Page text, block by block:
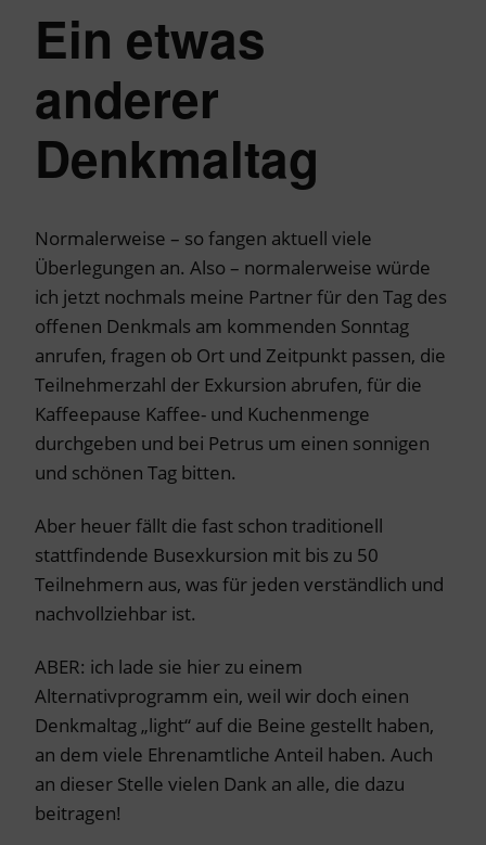
Ein etwas
anderer
Denkmaltag
Normalerweise – so fangen aktuell viele
Überlegungen an. Also – normalerweise würde
ich jetzt nochmals meine Partner für den Tag des
offenen Denkmals am kommenden Sonntag
anrufen, fragen ob Ort und Zeitpunkt passen, die
Teilnehmerzahl der Exkursion abrufen, für die
Kaffeepause Kaffee- und Kuchenmenge
durchgeben und bei Petrus um einen sonnigen
und schönen Tag bitten.
Aber heuer fällt die fast schon traditionell
stattfindende Busexkursion mit bis zu 50
Teilnehmern aus, was für jeden verständlich und
nachvollziehbar ist.
ABER: ich lade sie hier zu einem
Alternativprogramm ein, weil wir doch einen
Denkmaltag „light“ auf die Beine gestellt haben,
an dem viele Ehrenamtliche Anteil haben. Auch
an dieser Stelle vielen Dank an alle, die dazu
beitragen!